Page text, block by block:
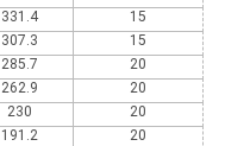
331.4
15
307.3
15
285.7
20
262.9
20
230
20
191.2
20